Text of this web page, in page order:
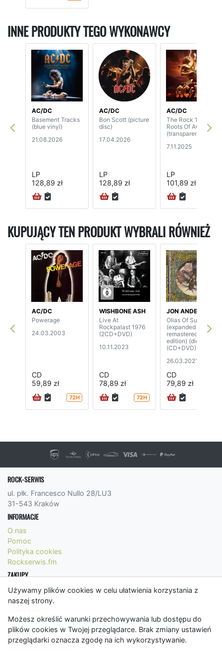
Używamy plików cookies w celu ułatwienia korzystania z
naszej strony.
Możesz określić warunki przechowywania lub dostępu do
plików cookies w Twojej przeglądarce. Brak zmiany ustawień
przeglądarki oznacza zgodę na ich wykorzystywanie.
INNE PRODUKTY TEGO WYKONAWCY
AC/DC
Basement Tracks
(blue vinyl)
21.08.2026
LP
128,89 zł
AC/DC
Bon Scott (picture
disc)
17.04.2026
LP
128,89 zł
AC/DC
The Rock ‘N’
Roots Of AC/DC
(transparent vinyl)
7.11.2025
LP
101,89 zł
KUPUJĄCY TEN PRODUKT WYBRALI RÓWNIEŻ
AC/DC
Powerage
24.03.2003
CD
59,89 zł
72H
WISHBONE ASH
Live At
Rockpalast 1976
(2CD+DVD)
10.11.2023
CD
78,89 zł
72H
JON ANDERSON
Olias Of Sunhillow
(expanded &
remastered
edition) (digipak)
(CD+DVD)
26.03.2021
CD
79,89 zł
ROCK-SERWIS
ul. płk. Francesco Nullo 28/LU3
31-543 Kraków
INFORMACJE
O nas
Pomoc
Polityka cookies
Rockserwis.fm
ZAKUPY
Formy płatności
Koszty wysyłki
Regulamin
KONTAKT
bok@rockserwis.pl